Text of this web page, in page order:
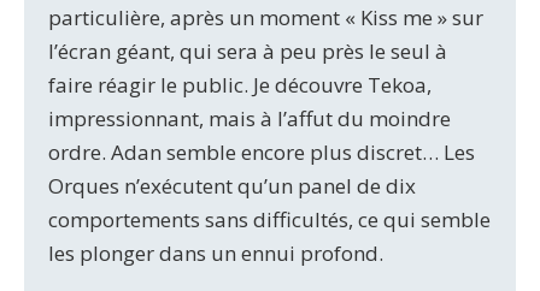
particulière, après un moment « Kiss me » sur
l’écran géant, qui sera à peu près le seul à
faire réagir le public. Je découvre Tekoa,
impressionnant, mais à l’affut du moindre
ordre. Adan semble encore plus discret… Les
Orques n’exécutent qu’un panel de dix
comportements sans difficultés, ce qui semble
les plonger dans un ennui profond.